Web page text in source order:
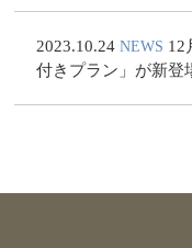
2023.10.24 NEWS 12
付きプラン」が新登